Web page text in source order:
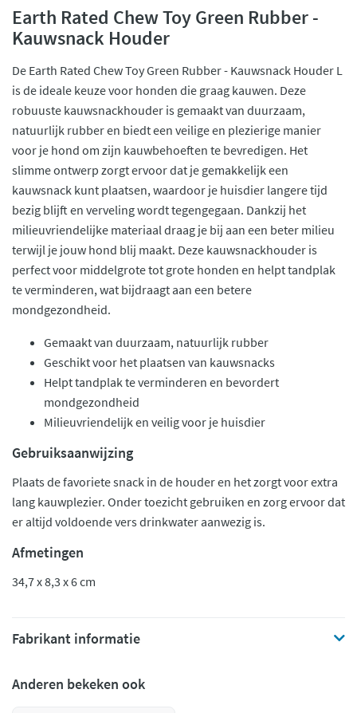
Earth Rated Chew Toy Green Rubber -
Kauwsnack Houder
De Earth Rated Chew Toy Green Rubber - Kauwsnack Houder L
is de ideale keuze voor honden die graag kauwen. Deze
robuuste kauwsnackhouder is gemaakt van duurzaam,
natuurlijk rubber en biedt een veilige en plezierige manier
voor je hond om zijn kauwbehoeften te bevredigen. Het
slimme ontwerp zorgt ervoor dat je gemakkelijk een
kauwsnack kunt plaatsen, waardoor je huisdier langere tijd
bezig blijft en verveling wordt tegengegaan. Dankzij het
milieuvriendelijke materiaal draag je bij aan een beter milieu
terwijl je jouw hond blij maakt. Deze kauwsnackhouder is
perfect voor middelgrote tot grote honden en helpt tandplak
te verminderen, wat bijdraagt aan een betere
mondgezondheid.
Gemaakt van duurzaam, natuurlijk rubber
Geschikt voor het plaatsen van kauwsnacks
Helpt tandplak te verminderen en bevordert
mondgezondheid
Milieuvriendelijk en veilig voor je huisdier
Gebruiksaanwijzing
Plaats de favoriete snack in de houder en het zorgt voor extra
lang kauwplezier. Onder toezicht gebruiken en zorg ervoor dat
er altijd voldoende vers drinkwater aanwezig is.
Afmetingen
34,7 x 8,3 x 6 cm
Fabrikant informatie
Anderen bekeken ook